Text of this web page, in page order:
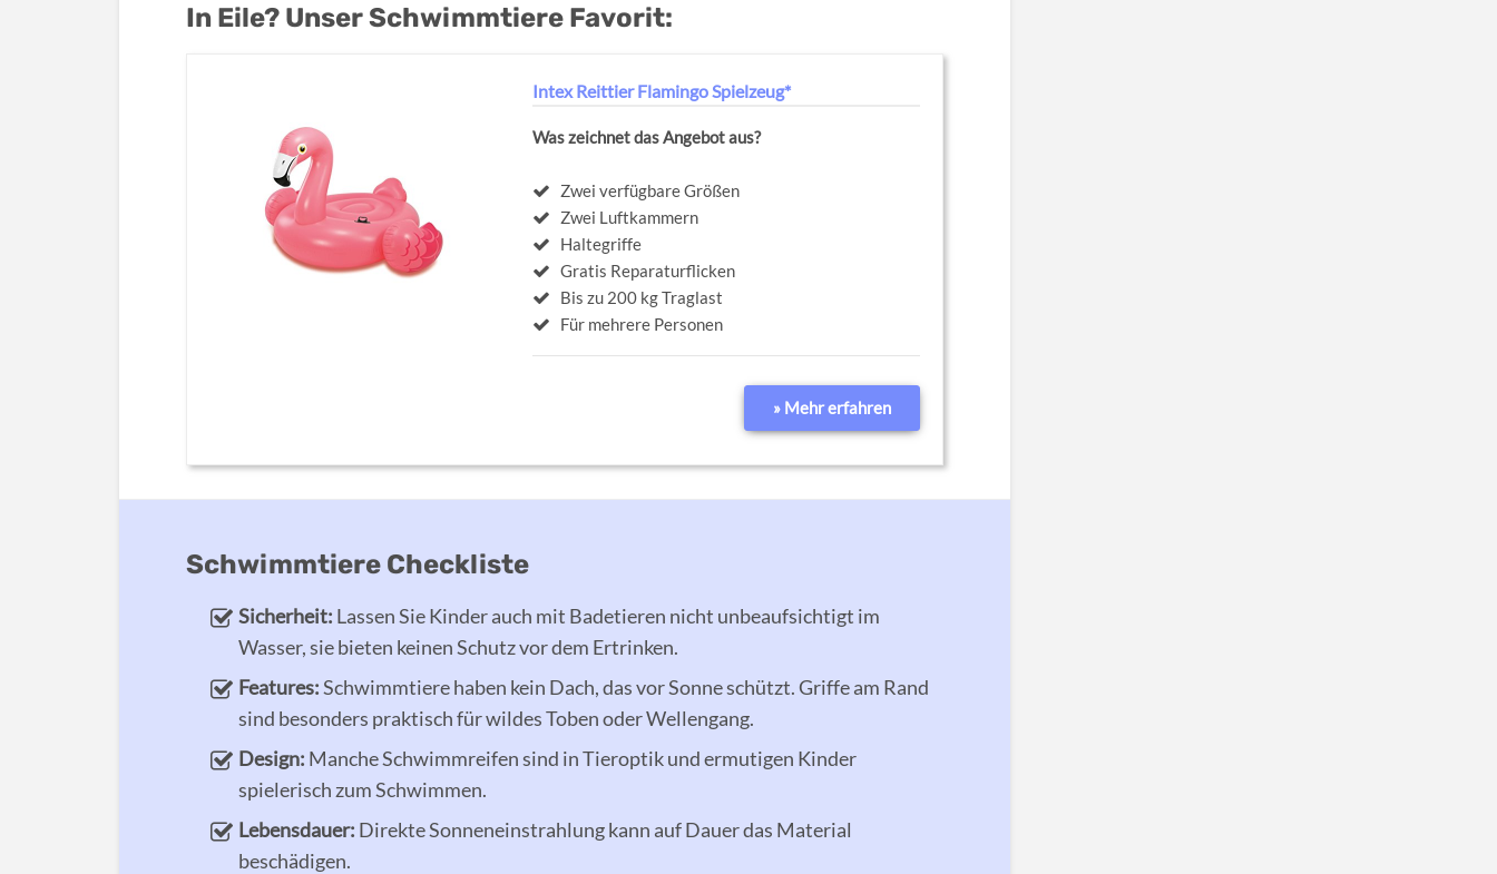
In Eile? Unser Schwimmtiere Favorit:
Intex Reittier Flamingo Spielzeug*
Was zeichnet das Angebot aus?
Zwei verfügbare Größen
Zwei Luftkammern
Haltegriffe
Gratis Reparaturflicken
Bis zu 200 kg Traglast
Für mehrere Personen
» Mehr erfahren
Schwimmtiere Checkliste
Sicherheit: Lassen Sie Kinder auch mit Badetieren nicht unbeaufsichtigt im
Wasser, sie bieten keinen Schutz vor dem Ertrinken.
Features:Schwimmtiere haben kein Dach, das vor Sonne schützt. Griffe am Rand
sind besonders praktisch für wildes Toben oder Wellengang.
Design: Manche Schwimmreifen sind in Tieroptik und ermutigen Kinder
spielerisch zum Schwimmen.
Lebensdauer: Direkte Sonneneinstrahlung kann auf Dauer das Material
beschädigen.